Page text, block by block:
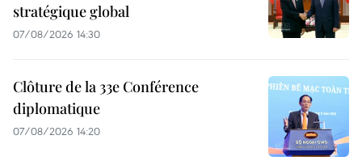
stratégique global
07/08/2026 14:30
Clôture de la 33e Conférence
diplomatique
07/08/2026 14:20